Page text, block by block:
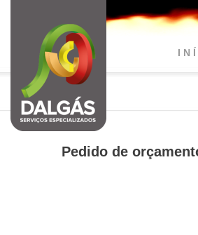
Pedido de
I N